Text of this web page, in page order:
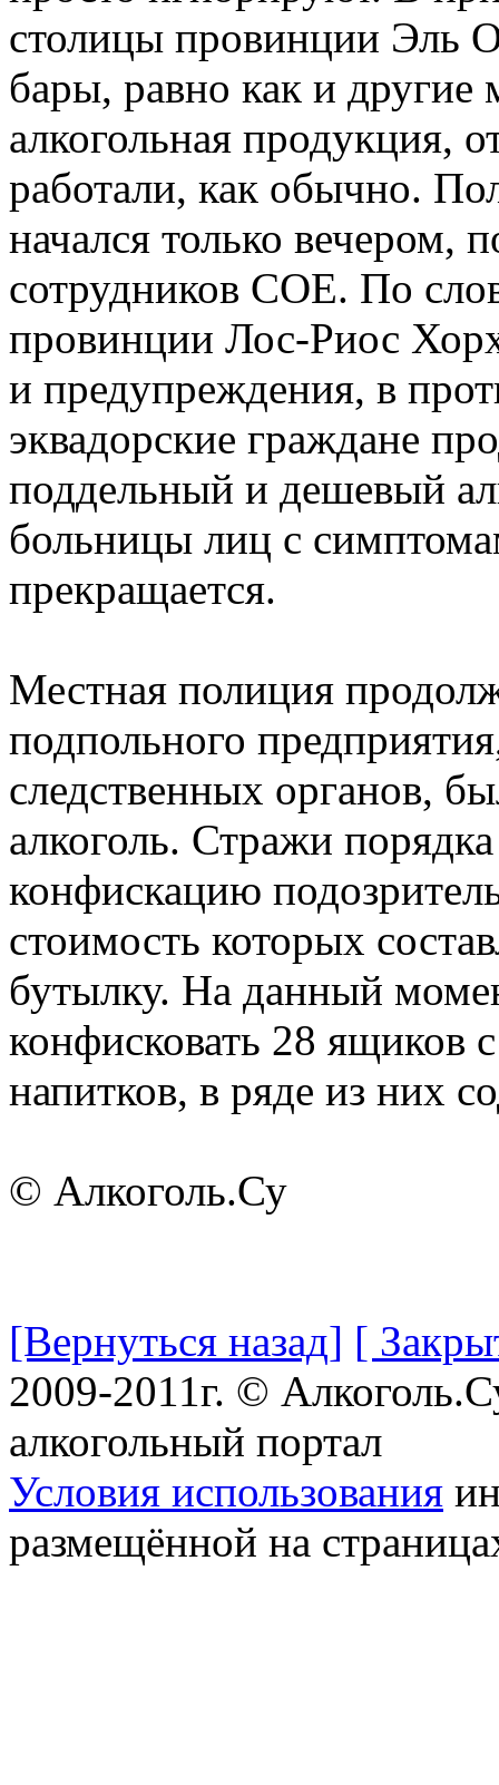
столицы провинции Эль
бары, равно как и другие
алкогольная продукция,
работали, как обычно.
начался только вечером,
сотрудников COE. По
провинции Лос-Риос
и предупреждения, в
эквадорские граждане
поддельный и дешевый
больницы лиц с
прекращается.
Местная полиция
подпольного
следственных органов,
алкоголь. Стражи
конфискацию
стоимость которых
бутылку. На данный
конфисковать 28 ящиков
напитков, в ряде из них
© Алкоголь.Су
[Вернуться назад] [
2009-2011г. ©
алкогольный портал
Условия использования
размещённой на